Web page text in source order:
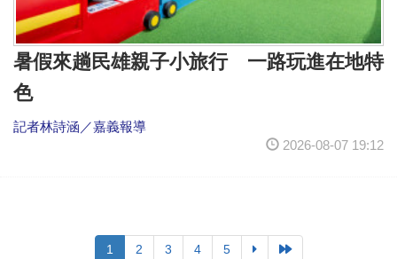
暑假來趟民雄親子小旅行 一路玩進在地特
色
記者林詩涵／嘉義報導
2026-08-07 19:12
1 2 3 4 5